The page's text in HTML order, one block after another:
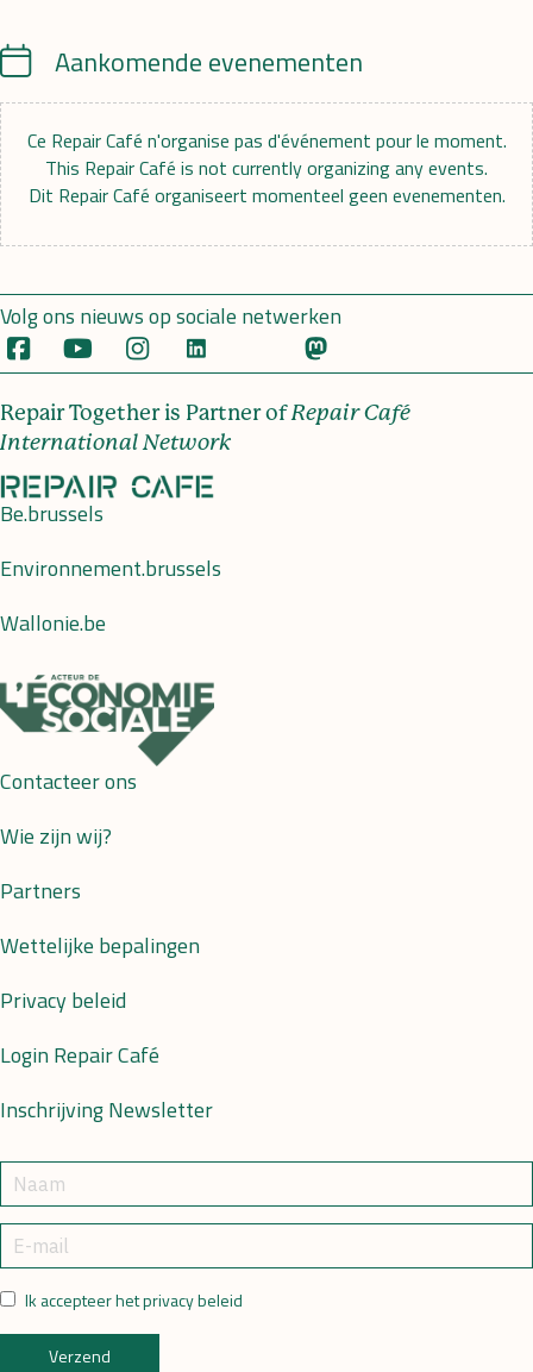
CalendarAankomende evenementen
Ce Repair Café n'organise pas d'événement pour le moment.
This Repair Café is not currently organizing any events.
Dit Repair Café organiseert momenteel geen evenementen.
Volg ons nieuws op sociale netwerken
Repair Together is Partner ofRepair Café
International Network
Be.brussels
Environnement.brussels
Wallonie.be
Contacteer ons
Wie zijn wij?
Partners
Wettelijke bepalingen
Privacy beleid
Login Repair Café
Inschrijving Newsletter
Ik accepteer het privacy beleid
Verzend